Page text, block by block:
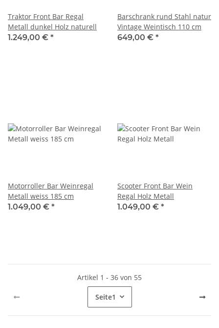
Traktor Front Bar Regal
Metall dunkel Holz naturell
1.249,00 € *
Barschrank rund Stahl natur
Vintage Weintisch 110 cm
649,00 € *
Motorroller Bar Weinregal
Metall weiss 185 cm
1.049,00 € *
Scooter Front Bar Wein
Regal Holz Metall
1.049,00 € *
Artikel 1 - 36 von 55
Seite1